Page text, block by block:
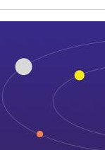
(1) 立项管理